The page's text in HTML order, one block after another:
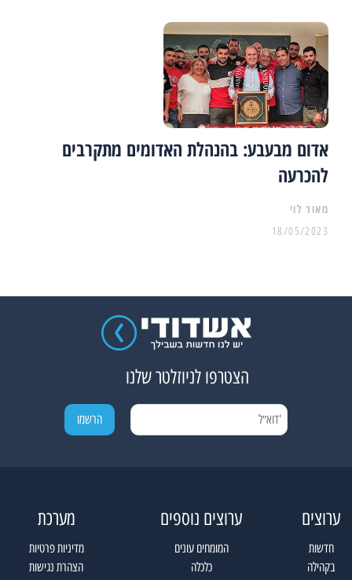
אדום מבעבע: בהנהלת האדומים מתקרבים
להכרעה
מאור לוי
18/05/2023
הצטרפו לניוזלטר שלנו
ערוצים
חדשות
בקהילה
ערוצים נוספים
המומחים עונים
כלכלה
מערכת
מדיניות פרטיות
הצהרת נגישות